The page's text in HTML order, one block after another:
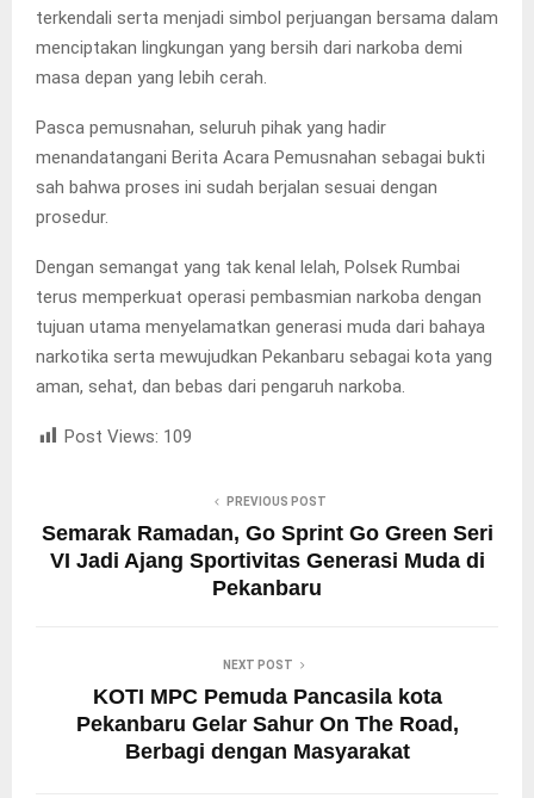
terkendali serta menjadi simbol perjuangan bersama dalam
menciptakan lingkungan yang bersih dari narkoba demi
masa depan yang lebih cerah.
Pasca pemusnahan, seluruh pihak yang hadir
menandatangani Berita Acara Pemusnahan sebagai bukti
sah bahwa proses ini sudah berjalan sesuai dengan
prosedur.
Dengan semangat yang tak kenal lelah, Polsek Rumbai
terus memperkuat operasi pembasmian narkoba dengan
tujuan utama menyelamatkan generasi muda dari bahaya
narkotika serta mewujudkan Pekanbaru sebagai kota yang
aman, sehat, dan bebas dari pengaruh narkoba.
Post Views: 109
PREVIOUS POST
Semarak Ramadan, Go Sprint Go Green Seri
VI Jadi Ajang Sportivitas Generasi Muda di
Pekanbaru
NEXT POST
KOTI MPC Pemuda Pancasila kota
Pekanbaru Gelar Sahur On The Road,
Berbagi dengan Masyarakat